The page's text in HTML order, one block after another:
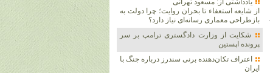
یادداشتی از: مسعود تهرانی
از شایعه استعفاء تا بحران روایت؛ چرا دولت به
بازطراحی معماری رسانه‌ای نیاز دارد؟
شکایت از وزارت دادگستری ترامپ بر سر
پرونده اپستین
اعتراف تکان‌دهنده برنی سندرز درباره جنگ با
ایران